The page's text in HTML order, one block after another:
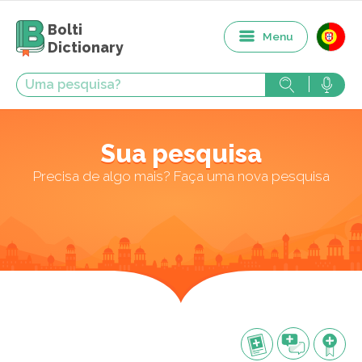
Bolti
Dictionary
Menu
Sua pesquisa
Precisa de algo mais? Faça uma nova pesquisa